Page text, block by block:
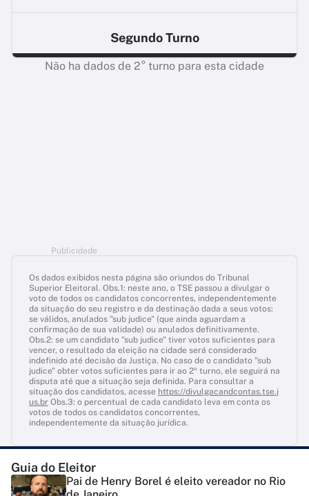
Segundo Turno
Não ha dados de 2° turno para esta cidade
Publicidade
Os dados exibidos nesta página são oriundos do Tribunal
Superior Eleitoral. Obs.1: neste ano, o TSE passou a divulgar o
voto de todos os candidatos concorrentes, independentemente
da situação do seu registro e da destinação dada a seus votos:
se válidos, anulados "sub judice" (que ainda aguardam a
confirmação de sua validade) ou anulados definitivamente.
Obs.2: se um candidato "sub judice" tiver votos suficientes para
vencer, o resultado da eleição na cidade será considerado
indefinido até decisão da Justiça. No caso de o candidato "sub
judice" obter votos suficientes para ir ao 2º turno, ele seguirá na
disputa até que a situação seja definida. Para consultar a
situação dos candidatos, acesse https://divulgacandcontas.tse.j
us.br Obs.3: o percentual de cada candidato leva em conta os
votos de todos os candidatos concorrentes,
independentemente da situação jurídica.
Guia do Eleitor
Pai de Henry Borel é eleito vereador no Rio